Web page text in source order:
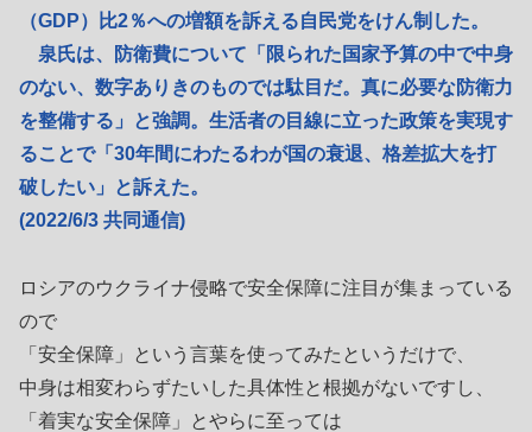
（GDP）比2％への増額を訴える自民党をけん制した。
泉氏は、防衛費について「限られた国家予算の中で中身
のない、数字ありきのものでは駄目だ。真に必要な防衛力
を整備する」と強調。生活者の目線に立った政策を実現す
ることで「30年間にわたるわが国の衰退、格差拡大を打
破したい」と訴えた。
(2022/6/3 共同通信)
ロシアのウクライナ侵略で安全保障に注目が集まっている
ので
「安全保障」という言葉を使ってみたというだけで、
中身は相変わらずたいした具体性と根拠がないですし、
「着実な安全保障」とやらに至っては